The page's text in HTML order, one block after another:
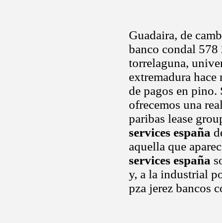
Guadaira, de
banco condal
torrelaguna,
extremadura
de pagos en pino.
ofrecemos una
paribas lease
services españa
aquella que
services españa
y, a la industrial
pza jerez bancos